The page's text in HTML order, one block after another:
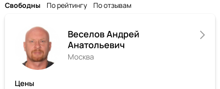
Свободны По рейтингу По отзывам
Веселов Андрей
Анатольевич
Москва
Цены